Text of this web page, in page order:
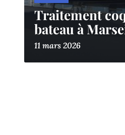
Traitement
bateau à
11 mars 2026